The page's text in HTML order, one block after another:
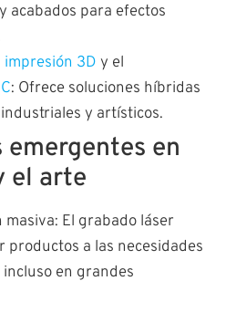
acabados para efectos
impresión 3D y el
: Ofrece soluciones híbridas
y artísticos.
en
el arte
El grabado láser
productos a las necesidades
en grandes